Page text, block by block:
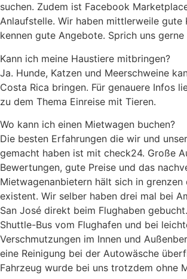
suchen. Zudem ist Facebook
Anlaufstelle. Wir haben mittlerweile gute
kennen gute Angebote. Sprich uns gerne
Kann ich meine Haustiere mitbringen?
Ja. Hunde, Katzen und Meerschweine
Costa Rica bringen. Für genauere Infos
zu dem Thema Einreise mit Tieren.
Wo kann ich einen Mietwagen buchen?
Die besten Erfahrungen die wir und
gemacht haben ist mit check24. Große
Bewertungen, gute Preise und das
Mietwagenanbietern hält sich in
existent. Wir selber haben drei mal bei
San José direkt beim Flughaben
Shuttle-Bus vom Flughafen und bei
Verschmutzungen im Innen und
eine Reinigung bei der Autowäsche
Fahrzeug wurde bei uns trotzdem ohne